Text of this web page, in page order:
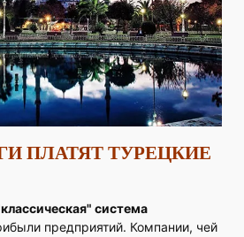
ПЛАТЯТ ТУРЕЦКИЕ
система
предприятий. Компании, чей